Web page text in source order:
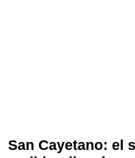
San Cayetano: el